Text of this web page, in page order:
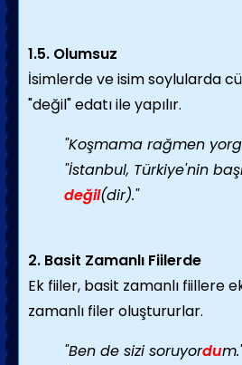
1.5. Olumsuz
İsimlerde ve isim soylularda
"değil" edatı ile yapılır.
"Koşmama rağmen
"İstanbul, Türkiye'nin
değil(dir)."
2. Basit Zamanlı Fiilerde
Ek fiiler, basit zamanlı fiillere
zamanlı filer oluştururlar.
"Ben de sizi soruyordu